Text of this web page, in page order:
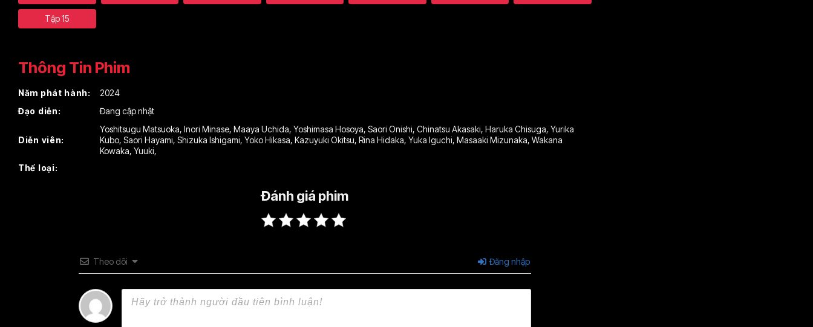
Tập 15
Thông Tin Phim
Năm phát hành:
2024
Đạo diễn:
Đang cập nhật
Diễn viên:
Yoshitsugu Matsuoka, Inori Minase, Maaya Uchida, Yoshimasa Hosoya, Saori Onishi, Chinatsu Akasaki, Haruka Chisuga, Yurika
Kubo, Saori Hayami, Shizuka Ishigami, Yoko Hikasa, Kazuyuki Okitsu, Rina Hidaka, Yuka Iguchi, Masaaki Mizunaka, Wakana
Kowaka, Yuuki,
Thể loại:
Đánh giá phim
Theo dõi Đăng nhập